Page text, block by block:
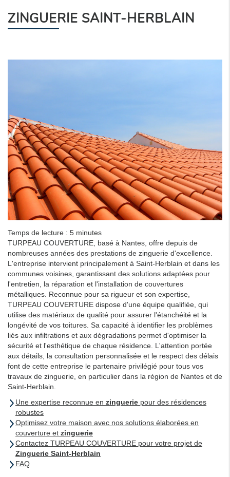
ZINGUERIE SAINT-HERBLAIN
Temps de lecture : 5 minutes
TURPEAU COUVERTURE, basé à Nantes, offre depuis de
nombreuses années des prestations de zinguerie d'excellence.
L'entreprise intervient principalement à Saint-Herblain et dans les
communes voisines, garantissant des solutions adaptées pour
l'entretien, la réparation et l'installation de couvertures
métalliques. Reconnue pour sa rigueur et son expertise,
TURPEAU COUVERTURE dispose d'une équipe qualifiée, qui
utilise des matériaux de qualité pour assurer l'étanchéité et la
longévité de vos toitures. Sa capacité à identifier les problèmes
liés aux infiltrations et aux dégradations permet d'optimiser la
sécurité et l'esthétique de chaque résidence. L'attention portée
aux détails, la consultation personnalisée et le respect des délais
font de cette entreprise le partenaire privilégié pour tous vos
travaux de zinguerie, en particulier dans la région de Nantes et de
Saint-Herblain.
Une expertise reconnue en zinguerie pour des résidences
robustes
Optimisez votre maison avec nos solutions élaborées en
couverture et zinguerie
Contactez TURPEAU COUVERTURE pour votre projet de
Zinguerie Saint-Herblain
FAQ